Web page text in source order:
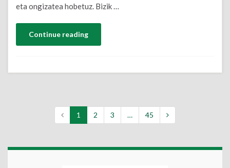
eta ongizatea hobetuz. Bizik …
Continue reading
1 2 3 … 45